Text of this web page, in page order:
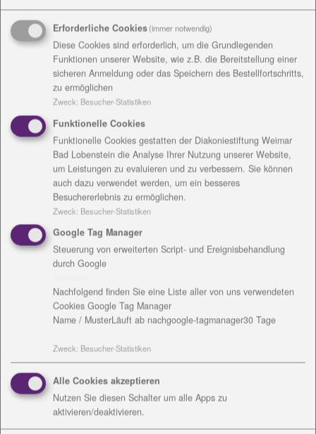
Kontakt
Heike Tetzel
Zum Kleinen Dorfplan 11
99089 Erfurt / OT Kerspleben
Tel.: 036203 - 94 13 45
Fax: 036203 - 94 13 47
kita.amjakobsweg@diakonie-wl.de
Download: vCard
Erforderliche Cookies(immer notwendig)
Diese Cookies sind erforderlich, um die Grundlegenden
Funktionen unserer Website, wie z.B. die Bereitstellung einer
sicheren Anmeldung oder das Speichern des Bestellfortschritts,
zu ermöglichen
Zweck: Besucher-Statistiken
Funktionelle Cookies
Funktionelle Cookies gestatten der Diakoniestiftung Weimar
Bad Lobenstein die Analyse Ihrer Nutzung unserer Website,
um Leistungen zu evaluieren und zu verbessern. Sie können
auch dazu verwendet werden, um ein besseres
Besuchererlebnis zu ermöglichen.
Zweck: Besucher-Statistiken
Google Tag Manager
Steuerung von erweiterten Script- und Ereignisbehandlung
durch Google
Nachfolgend finden Sie eine Liste aller von uns verwendeten
Cookies Google Tag Manager
Name / MusterLäuft ab nachgoogle-tagmanager30 Tage
Zweck: Besucher-Statistiken
Alle Cookies akzeptieren
Nutzen Sie diesen Schalter um alle Apps zu
aktivieren/deaktivieren.